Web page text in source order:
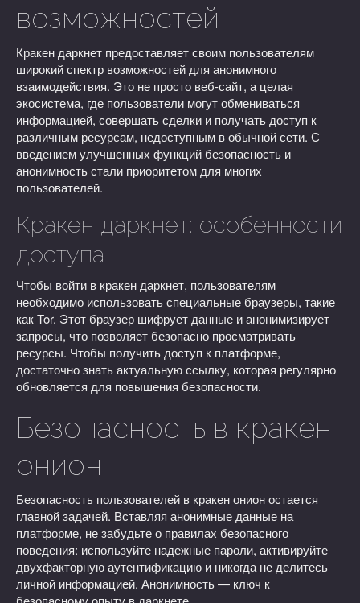
возможностей
Кракен даркнет предоставляет своим пользователям
широкий спектр возможностей для анонимного
взаимодействия. Это не просто веб-сайт, а целая
экосистема, где пользователи могут обмениваться
информацией, совершать сделки и получать доступ к
различным ресурсам, недоступным в обычной сети. С
введением улучшенных функций безопасность и
анонимность стали приоритетом для многих
пользователей.
Кракен даркнет: особенности
доступа
Чтобы войти в кракен даркнет, пользователям
необходимо использовать специальные браузеры, такие
как Tor. Этот браузер шифрует данные и анонимизирует
запросы, что позволяет безопасно просматривать
ресурсы. Чтобы получить доступ к платформе,
достаточно знать актуальную ссылку, которая регулярно
обновляется для повышения безопасности.
Безопасность в кракен
онион
Безопасность пользователей в кракен онион остается
главной задачей. Вставляя анонимные данные на
платформе, не забудьте о правилах безопасного
поведения: используйте надежные пароли, активируйте
двухфакторную аутентификацию и никогда не делитесь
личной информацией. Анонимность — ключ к